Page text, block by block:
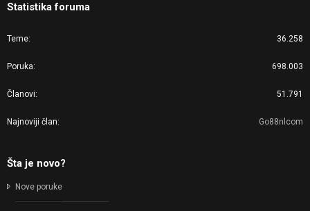
Statistika foruma
Teme 36.258
Poruka 698.003
Članovi 51.791
Najnoviji član Go88nlcom
Šta je novo?
Nove poruke